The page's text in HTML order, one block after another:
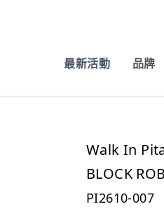
最新活動 品牌
Walk In
BLOCK
PI2610-007